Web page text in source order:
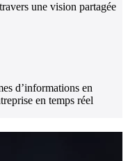
une vision partagée
d’informations en
en temps réel